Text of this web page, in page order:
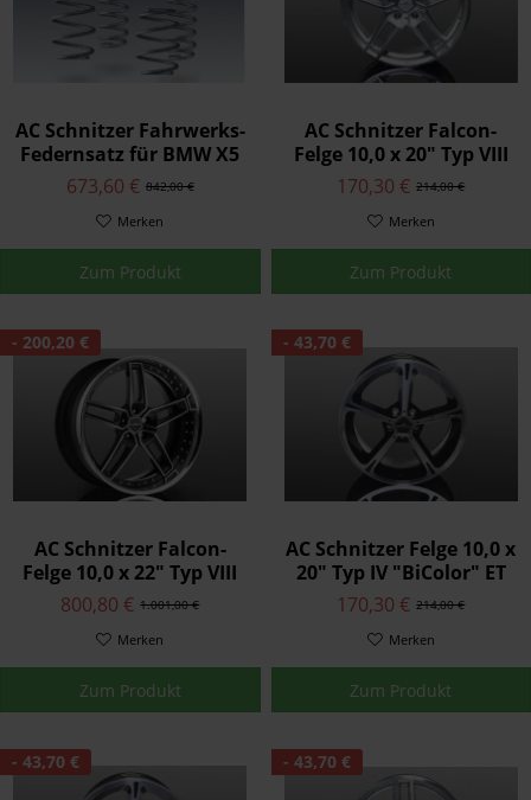
AC Schnitzer Fahrwerks-
Federnsatz für BMW X5
E70 ohne
Niveauregelung
842,00 €
673,60 €
Merken
Zum Produkt
AC Schnitzer Falcon-
Felge 10,0 x 20" Typ VIII
"BiColor silber" ET 50 X5-
E70
214,00 €
170,30 €
Merken
Zum Produkt
- 200,20 €
AC Schnitzer Falcon-
Felge 10,0 x 22" Typ VIII
ET 36,5 X5-E70
1.001,00 €
800,80 €
Merken
Zum Produkt
- 43,70 €
AC Schnitzer Felge 10,0 x
20" Typ IV "BiColor" ET
50 für BMW X5 E70
214,00 €
170,30 €
Merken
Zum Produkt
- 43,70 € - 43,70 €